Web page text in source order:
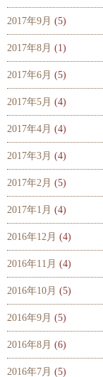
2017年9月 (5)
2017年8月 (1)
2017年6月 (5)
2017年5月 (4)
2017年4月 (4)
2017年3月 (4)
2017年2月 (5)
2017年1月 (4)
2016年12月 (4)
2016年11月 (4)
2016年10月 (5)
2016年9月 (5)
2016年8月 (6)
2016年7月 (5)